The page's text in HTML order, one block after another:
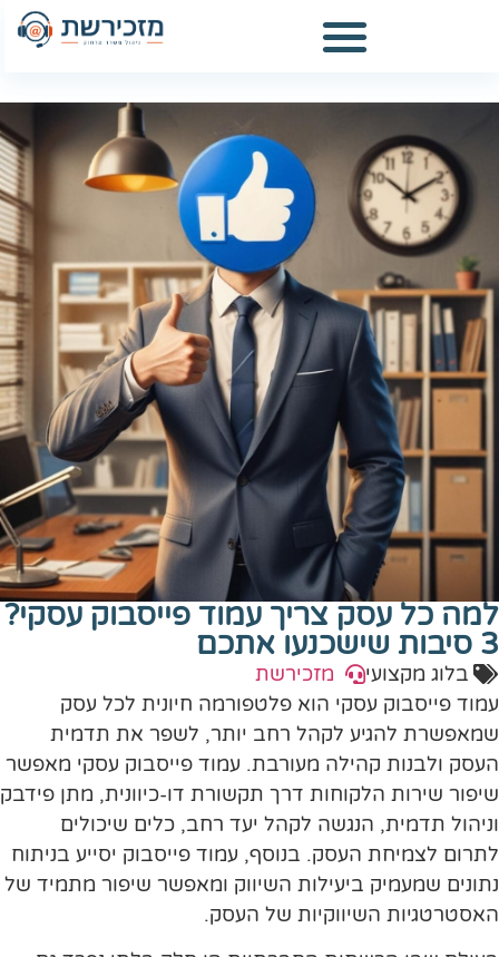
למה כל עסק צריך עמוד פייסבוק עסקי?
3 סיבות שישכנעו אתכם
בלוג מקצועי
מזכירשת
עמוד פייסבוק עסקי הוא פלטפורמה חיונית לכל עסק
שמאפשרת להגיע לקהל רחב יותר, לשפר את תדמית
העסק ולבנות קהילה מעורבת. עמוד פייסבוק עסקי מאפשר
שיפור שירות הלקוחות דרך תקשורת דו-כיוונית, מתן פידבק
וניהול תדמית, הנגשה לקהל יעד רחב, כלים שיכולים
לתרום לצמיחת העסק. בנוסף, עמוד פייסבוק יסייע בניתוח
נתונים שמעמיק ביעילות השיווק ומאפשר שיפור מתמיד של
האסטרטגיות השיווקיות של העסק.